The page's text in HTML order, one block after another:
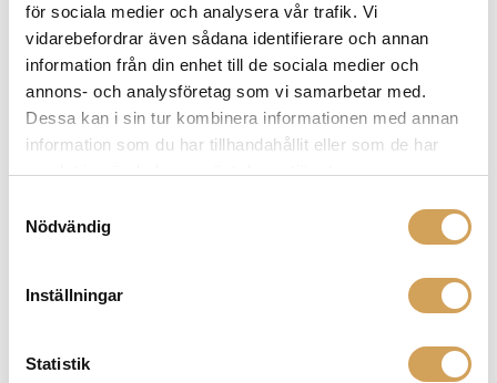
för sociala medier och analysera vår trafik. Vi
vidarebefordrar även sådana identifierare och annan
information från din enhet till de sociala medier och
annons- och analysföretag som vi samarbetar med.
Dessa kan i sin tur kombinera informationen med annan
information som du har tillhandahållit eller som de har
samlat in när du har använt deras tjänster.
Nödvändig
Inställningar
Statistik
Frequency response (+/-3dB): 55-28kHz
Mått: Bredd 370mm, Höjd 370mm